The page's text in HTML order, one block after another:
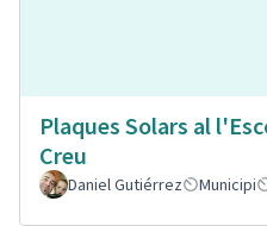
Plaques Solars al
Creu
Daniel Gutiérrez Municipi